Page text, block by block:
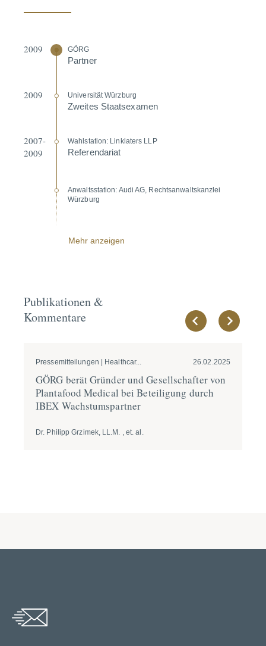
2009 GÖRG
Partner
2009 Univer­sität Würzburg
Zweites Staats­examen
2007-
2009
Wahlstation: Linklaters LLP
Referen­dariat
Anwalts­station: Audi AG, Rechts­an­walts­kanzlei
Würzburg
Mehr anzeigen
Publikationen &
Kommentare
Pressemitteilungen | Healthcar... 26.02.2025
GÖRG berät Gründer und Gesell­schafter von
Plantafood Medical bei Betei­ligung durch
IBEX Wachs­tum­s­partner
Dr. Philipp Grzimek, LL.M. , et. al.